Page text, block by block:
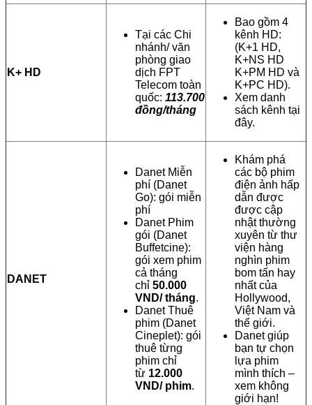
K+ HD
Tại các Chi
nhánh/ văn
phòng giao
dịch FPT
Telecom toàn
quốc: 113.700
đồng/tháng
Bao gồm 4
kênh HD:
(K+1 HD,
K+NS HD
K+PM HD và
K+PC HD).
Xem danh
sách kênh tại
đây.
DANET
Danet Miễn
phí (Danet
Go): gói miễn
phí
Danet Phim
gói (Danet
Buffetcine):
gói xem phim
cả tháng
chỉ 50.000
VND/ tháng.
Danet Thuê
phim (Danet
Cineplet): gói
thuê từng
phim chỉ
từ 12.000
VND/ phim.
Khám phá
các bộ phim
điện ảnh hấp
dẫn được
được cập
nhật thường
xuyên từ thư
viện hàng
nghìn phim
bom tấn hay
nhất của
Hollywood,
Việt Nam và
thế giới.
Danet giúp
bạn tự chọn
lựa phim
mình thích –
xem không
giới hạn!